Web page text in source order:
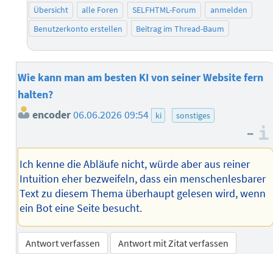
Übersicht alle Foren SELFHTML-Forum
anmelden
Benutzerkonto erstellen
Beitrag im Thread-Baum
Wie kann man am besten KI von seiner Website fern
halten?
encoder06.06.2026 09:54 ki sonstiges
–
Ich kenne die Abläufe nicht, würde aber aus reiner
Intuition eher bezweifeln, dass ein menschenlesbarer
Text zu diesem Thema überhaupt gelesen wird, wenn
ein Bot eine Seite besucht.
Antwort verfassen
Antwort mit Zitat verfassen